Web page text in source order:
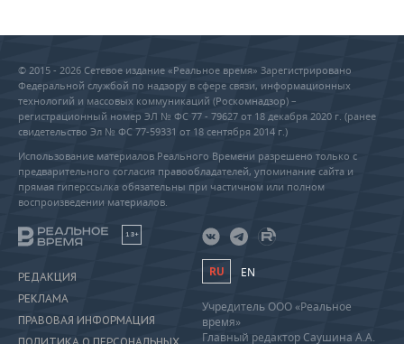
© 2015 - 2026 Сетевое издание «Реальное время» Зарегистрировано
Федеральной службой по надзору в сфере связи, информационных
технологий и массовых коммуникаций (Роскомнадзор) –
регистрационный номер ЭЛ № ФС 77 - 79627 от 18 декабря 2020 г. (ранее
свидетельство Эл № ФС 77-59331 от 18 сентября 2014 г.)
Использование материалов Реального Времени разрешено только с
предварительного согласия правообладателей, упоминание сайта и
прямая гиперссылка обязательны при частичном или полном
воспроизведении материалов.
18+
РЕДАКЦИЯ
РЕКЛАМА
ПРАВОВАЯ ИНФОРМАЦИЯ
RU EN
Учредитель ООО «Реальное
время»
Главный редактор Саушина А.А.